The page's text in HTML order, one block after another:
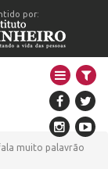
por:
muito palavrão